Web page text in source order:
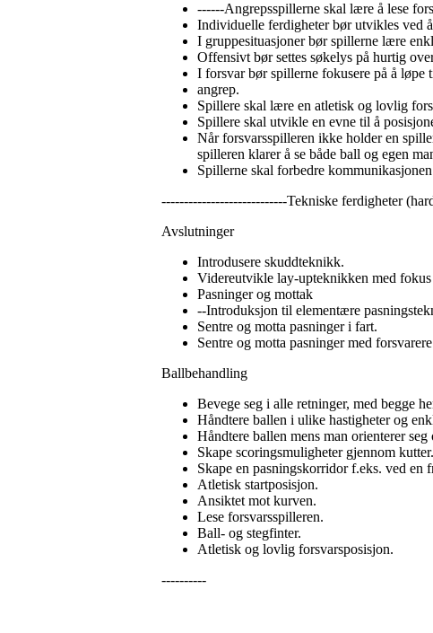
------Angrepsspillerne skal lære å lese
Individuelle ferdigheter bør utvikles ved
I gruppesituasjoner bør spillerne lære
Offensivt bør settes søkelys på hurtig
I forsvar bør spillerne fokusere på å løpe
angrep.
Spillere skal lære en atletisk og lovlig
Spillere skal utvikle en evne til å
Når forsvarsspilleren ikke holder en
spilleren klarer å se både ball og egen
Spillerne skal forbedre
----------------------------Tekniske ferdigheter
Avslutninger
Introdusere skuddteknikk.
Videreutvikle lay-upteknikken med fokus
Pasninger og mottak
--Introduksjon til elementære
Sentre og motta pasninger i fart.
Sentre og motta pasninger med
Ballbehandling
Bevege seg i alle retninger, med begge
Håndtere ballen i ulike hastigheter og
Håndtere ballen mens man orienterer
Skape scoringsmuligheter gjennom kutter.
Skape en pasningskorridor f.eks. ved en
Atletisk startposisjon.
Ansiktet mot kurven.
Lese forsvarsspilleren.
Ball- og stegfinter.
Atletisk og lovlig forsvarsposisjon.
----------